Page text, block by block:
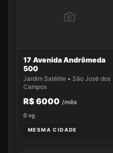
17 Avenida Andrômeda
500
Jardim Satélite • São José dos
Campos
R$ 6000 /mês
0 vg
MESMA CIDADE